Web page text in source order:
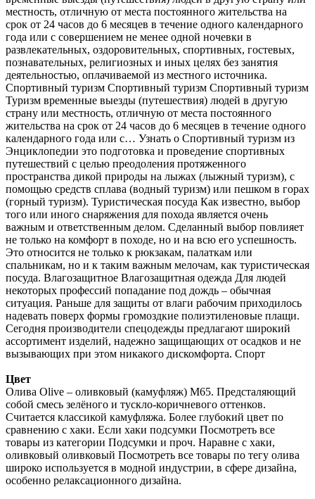
местность, отличную от места постоянного жительства на
срок от 24 часов до 6 месяцев в течение одного календарного
года или с совершением не менее одной ночевки в
развлекательных, оздоровительных, спортивных, гостевых,
познавательных, религиозных и иных целях без занятия
деятельностью, оплачиваемой из местного источника.
Спортивный туризм Спортивный туризм Спортивный туризм
Туризм временные выезды (путешествия) людей в другую
страну или местность, отличную от места постоянного
жительства на срок от 24 часов до 6 месяцев в течение одного
календарного года или с… Узнать о Спортивный туризм из
Энциклопедии это подготовка и проведение спортивных
путешествий с целью преодоления протяженного
пространства дикой природы на лыжах (лыжный туризм), с
помощью средств сплава (водный туризм) или пешком в горах
(горный туризм). Туристическая посуда Как известно, выбор
того или иного снаряжения для похода является очень
важным и ответственным делом. Сделанный выбор повлияет
не только на комфорт в походе, но и на всю его успешность.
Это относится не только к рюкзакам, палаткам или
спальникам, но и к таким важным мелочам, как туристическая
посуда. Влагозащитное Влагозащитная одежда Для людей
некоторых профессий попадание под дождь – обычная
ситуация. Раньше для защиты от влаги рабочим приходилось
надевать поверх формы громоздкие полиэтиленовые плащи.
Сегодня производители спецодежды предлагают широкий
ассортимент изделий, надежно защищающих от осадков и не
вызывающих при этом никакого дискомфорта. Спорт
Цвет
Олива Olive – оливковый (камуфляж) М65. Предсталяющий
собой смесь зелёного и тускло-коричневого оттенков.
Считается классикой камуфляжа. Более глубокий цвет по
сравнению с хаки. Если хаки подсумки Посмотреть все
товары из категории Подсумки и проч. Наравне с хаки,
оливковый оливковый Посмотреть все товары по тегу олива
широко используется в модной индустрии, в сфере дизайна,
особенно релаксационного дизайна.